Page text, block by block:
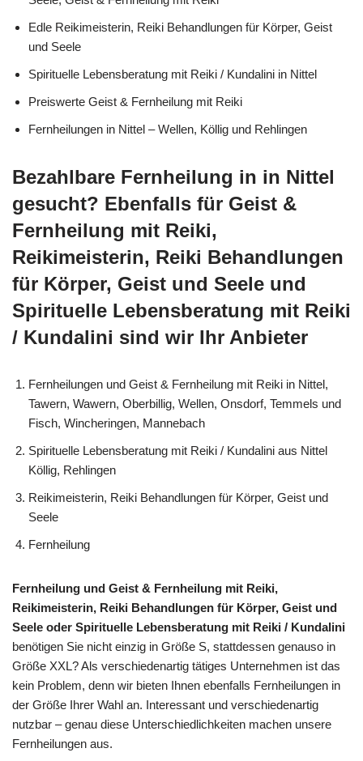
Edle Reikimeisterin, Reiki Behandlungen für Körper, Geist
und Seele
Spirituelle Lebensberatung mit Reiki / Kundalini in Nittel
Preiswerte Geist & Fernheilung mit Reiki
Fernheilungen in Nittel – Wellen, Köllig und Rehlingen
Bezahlbare Fernheilung in in Nittel
gesucht? Ebenfalls für Geist &
Fernheilung mit Reiki,
Reikimeisterin, Reiki Behandlungen
für Körper, Geist und Seele und
Spirituelle Lebensberatung mit Reiki
/ Kundalini sind wir Ihr Anbieter
Fernheilungen und Geist & Fernheilung mit Reiki in Nittel,
Tawern, Wawern, Oberbillig, Wellen, Onsdorf, Temmels und
Fisch, Wincheringen, Mannebach
Spirituelle Lebensberatung mit Reiki / Kundalini aus Nittel
Köllig, Rehlingen
Reikimeisterin, Reiki Behandlungen für Körper, Geist und
Seele
Fernheilung
Fernheilung und Geist & Fernheilung mit Reiki,
Reikimeisterin, Reiki Behandlungen für Körper, Geist und
Seele oder Spirituelle Lebensberatung mit Reiki / Kundalini
benötigen Sie nicht einzig in Größe S, stattdessen genauso in
Größe XXL? Als verschiedenartig tätiges Unternehmen ist das
kein Problem, denn wir bieten Ihnen ebenfalls Fernheilungen in
der Größe Ihrer Wahl an. Interessant und verschiedenartig
nutzbar – genau diese Unterschiedlichkeiten machen unsere
Fernheilungen aus.